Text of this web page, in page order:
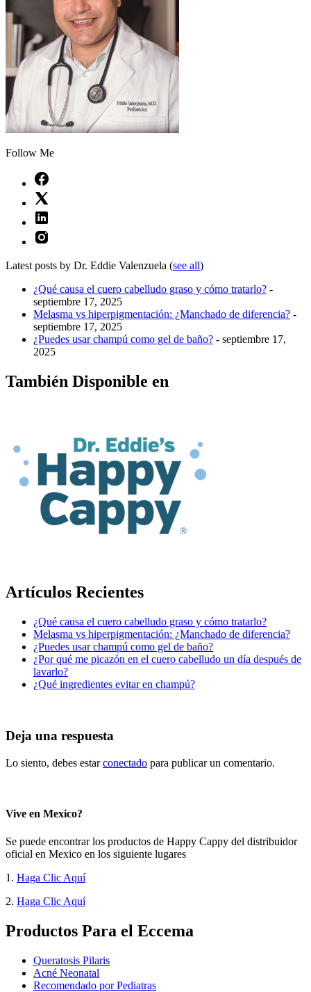
Follow Me
Latest posts by Dr. Eddie Valenzuela (see all)
¿Qué causa el cuero cabelludo graso y cómo tratarlo? -
septiembre 17, 2025
Melasma vs hiperpigmentación: ¿Manchado de diferencia? -
septiembre 17, 2025
¿Puedes usar champú como gel de baño? - septiembre 17,
2025
También Disponible en
Artículos Recientes
¿Qué causa el cuero cabelludo graso y cómo tratarlo?
Melasma vs hiperpigmentación: ¿Manchado de diferencia?
¿Puedes usar champú como gel de baño?
¿Por qué me picazón en el cuero cabelludo un día después de
lavarlo?
¿Qué ingredientes evitar en champú?
Deja una respuesta
Lo siento, debes estarconectado para publicar un comentario.
Vive en Mexico?
Se puede encontrar los productos de Happy Cappy del distribuidor
oficial en Mexico en los siguiente lugares
1. Haga Clic Aquí
2. Haga Clic Aquí
Productos Para el Eccema
Queratosis Pilaris
Acné Neonatal
Recomendado por Pediatras